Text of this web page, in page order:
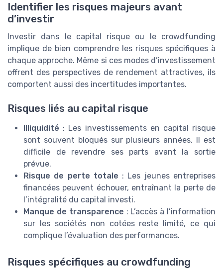
Identifier les risques majeurs avant
d’investir
Investir dans le capital risque ou le crowdfunding
implique de bien comprendre les risques spécifiques à
chaque approche. Même si ces modes d’investissement
offrent des perspectives de rendement attractives, ils
comportent aussi des incertitudes importantes.
Risques liés au capital risque
Illiquidité : Les investissements en capital risque
sont souvent bloqués sur plusieurs années. Il est
difficile de revendre ses parts avant la sortie
prévue.
Risque de perte totale : Les jeunes entreprises
financées peuvent échouer, entraînant la perte de
l’intégralité du capital investi.
Manque de transparence : L’accès à l’information
sur les sociétés non cotées reste limité, ce qui
complique l’évaluation des performances.
Risques spécifiques au crowdfunding